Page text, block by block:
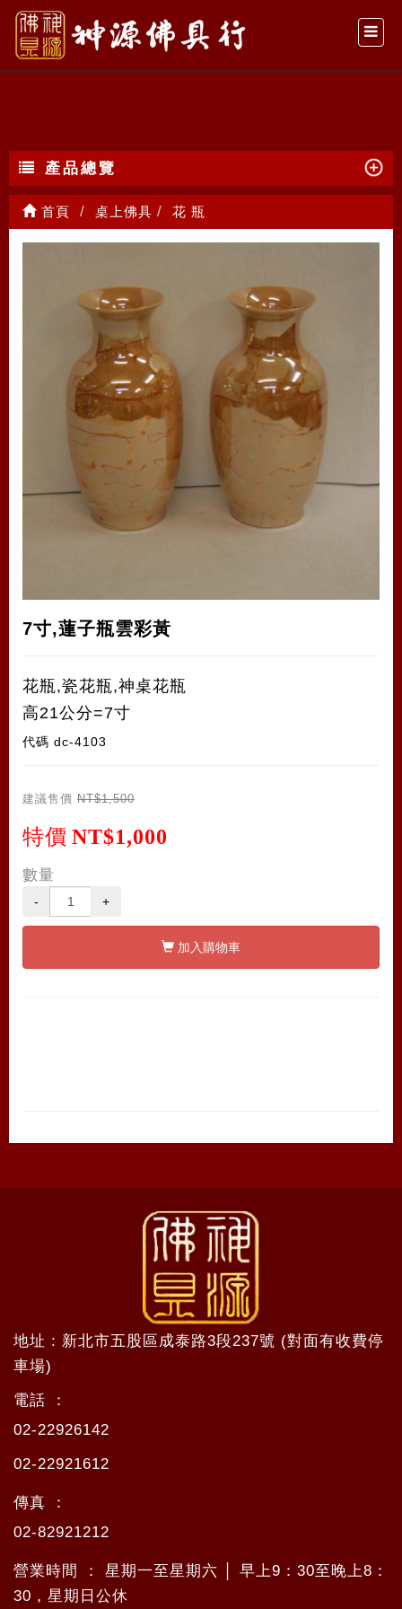
花 瓶
產品總覽
首頁 桌上佛具 花 瓶
7寸,蓮子瓶雲彩黃
花瓶,瓷花瓶,神桌花瓶
高21公分=7寸
代碼 dc-4103
建議售價 NT$1,500
特價 NT$1,000
數量
- +
加入購物車
地址 : 新北市五股區成泰路3段237號 (對面有收費停
車場)
電話 ：
02-22926142
02-22921612
傳真 ：
02-82921212
營業時間 ： 星期一至星期六 │ 早上9：30至晚上8：
30，星期日公休